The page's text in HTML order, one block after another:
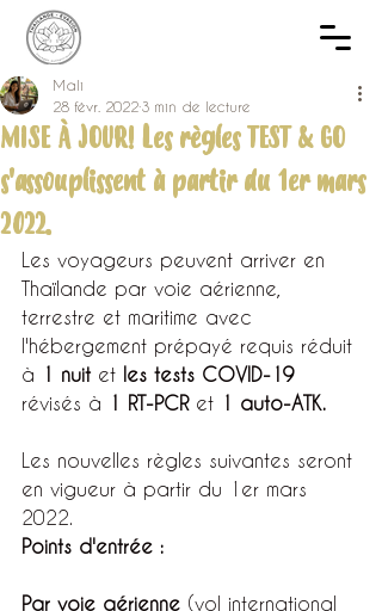
MISE À JOUR! Les règles TEST & GO
s'assouplissent à partir du 1er mars
2022.
Mali
28 févr. 2022 3 min de lecture
Les voyageurs peuvent arriver en
Thaïlande par voie aérienne,
terrestre et maritime avec
l'hébergement prépayé requis réduit
à 1 nuit et les tests COVID-19
révisés à 1 RT-PCR et 1 auto-ATK.
Les nouvelles règles suivantes seront
en vigueur à partir du 1er mars
2022.
Points d'entrée :
Par voie aérienne (vol international